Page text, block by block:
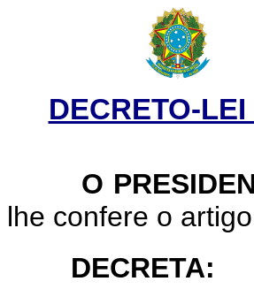
DECRETO-
O
lhe confere o
DECRETA: